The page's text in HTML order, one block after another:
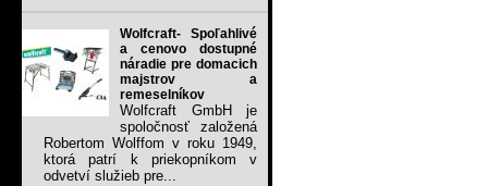
Wolfcraft- Spoľahlivé
a cenovo dostupné
náradie pre domacich
majstrov a
remeselníkov
Wolfcraft GmbH je
spoločnosť založená
Robertom Wolffom v roku 1949,
ktorá patrí k priekopníkom v
odvetví služieb pre...